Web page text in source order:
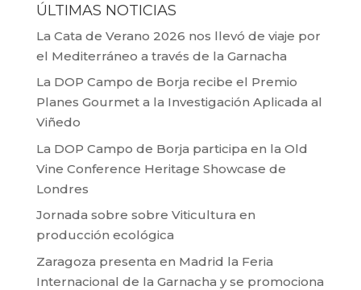
ÚLTIMAS NOTICIAS
La Cata de Verano 2026 nos llevó de viaje por
el Mediterráneo a través de la Garnacha
La DOP Campo de Borja recibe el Premio
Planes Gourmet a la Investigación Aplicada al
Viñedo
La DOP Campo de Borja participa en la Old
Vine Conference Heritage Showcase de
Londres
Jornada sobre sobre Viticultura en
producción ecológica
Zaragoza presenta en Madrid la Feria
Internacional de la Garnacha y se promociona